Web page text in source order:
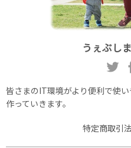
うぇぶし
皆さまのIT環境がより便利で使
作っていきます。
特定商取引